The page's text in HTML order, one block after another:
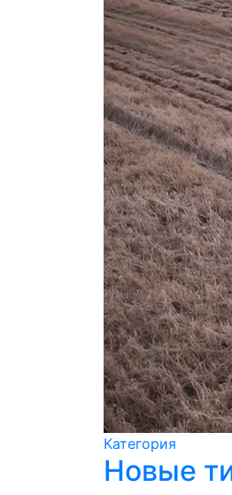
Категория
Новые